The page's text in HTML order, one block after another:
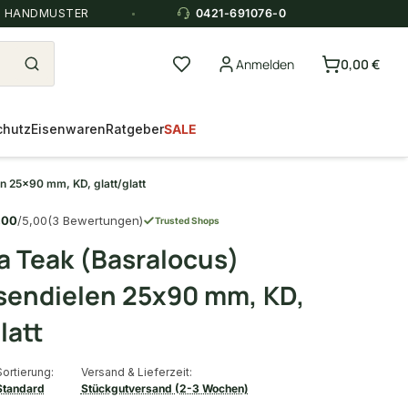
0421-691076-0
Anmelden 0,00 €
EisenwarenRatgeberSALE
25x90 mm, KD, glatt/glatt
/5,00(3 Bewertungen) Trusted Shops
Teak (Basralocus)
25x90 mm, KD,
Versand & Lieferzeit:
Stückgutversand (2-3 Wochen)